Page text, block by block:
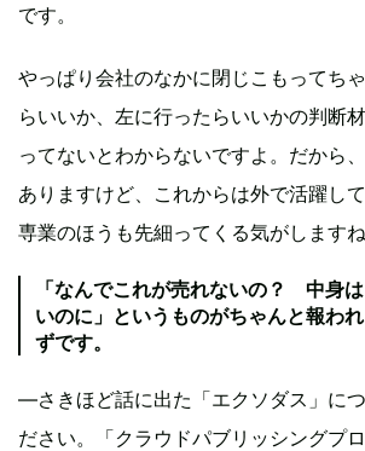
です。
やっぱり会社のなかに閉じこもってち
らいいか、左に行ったらいいかの判断
ってないとわからないですよ。だから
ありますけど、これからは外で活躍し
専業のほうも先細ってくる気がしますね
「なんでこれが売れないの？ 中身
いのに」というものがちゃんと報わ
ずです。
—さきほど話に出た「エクソダス」に
ださい。「クラウドパブリッシングプ